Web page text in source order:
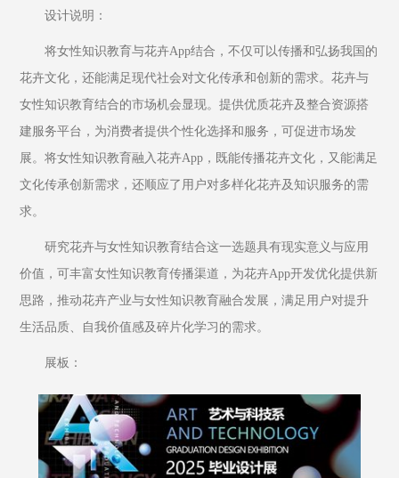
设计说明：
将女性知识教育与花卉App结合，不仅可以传播和弘扬我国的
花卉文化，还能满足现代社会对文化传承和创新的需求。花卉与
女性知识教育结合的市场机会显现。提供优质花卉及整合资源搭
建服务平台，为消费者提供个性化选择和服务，可促进市场发
展。将女性知识教育融入花卉App，既能传播花卉文化，又能满足
文化传承创新需求，还顺应了用户对多样化花卉及知识服务的需
求。
研究花卉与女性知识教育结合这一选题具有现实意义与应用
价值，可丰富女性知识教育传播渠道，为花卉App开发优化提供新
思路，推动花卉产业与女性知识教育融合发展，满足用户对提升
生活品质、自我价值感及碎片化学习的需求。
展板：